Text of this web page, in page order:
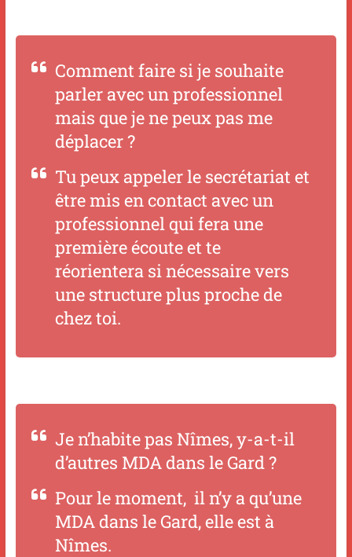
Comment faire si je souhaite
parler avec un professionnel
mais que je ne peux pas me
déplacer ?
Tu peux appeler le secrétariat et
être mis en contact avec un
professionnel qui fera une
première écoute et te
réorientera si nécessaire vers
une structure plus proche de
chez toi.
Je n’habite pas Nîmes, y-a-t-il
d’autres MDA dans le Gard ?
Pour le moment, il n’y a qu’une
MDA dans le Gard, elle est à
Nîmes.